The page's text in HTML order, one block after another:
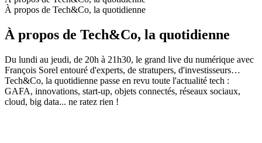
À propos de Tech&Co, la quotidienne
À propos de Tech&Co, la quotidienne
Du lundi au jeudi, de 20h à 21h30, le grand live du numérique avec
François Sorel entouré d'experts, de stratupers, d'investisseurs…
Tech&Co, la quotidienne passe en revu toute l'actualité tech :
GAFA, innovations, start-up, objets connectés, réseaux sociaux,
cloud, big data... ne ratez rien !